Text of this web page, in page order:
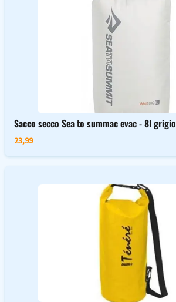
Sacco secco Sea to summac evac - 8l grigio
23,99